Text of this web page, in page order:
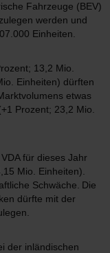
Fahrzeuge (BEV)
werden und
Einheiten.
13,2 Mio.
Einheiten) dürften
etwas
Prozent; 23,2 Mio.
für dieses Jahr
Mio. Einheiten).
Schwäche. Die
dürfte mit der
der inländischen